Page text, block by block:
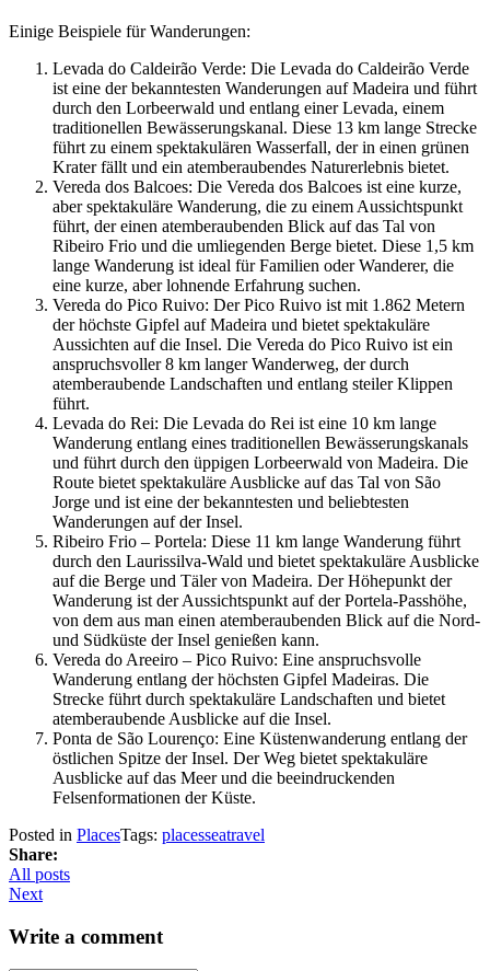
Einige Beispiele für Wanderungen:
Levada do Caldeirão Verde: Die Levada do Caldeirão Verde
ist eine der bekanntesten Wanderungen auf Madeira und führt
durch den Lorbeerwald und entlang einer Levada, einem
traditionellen Bewässerungskanal. Diese 13 km lange Strecke
führt zu einem spektakulären Wasserfall, der in einen grünen
Krater fällt und ein atemberaubendes Naturerlebnis bietet.
Vereda dos Balcoes: Die Vereda dos Balcoes ist eine kurze,
aber spektakuläre Wanderung, die zu einem Aussichtspunkt
führt, der einen atemberaubenden Blick auf das Tal von
Ribeiro Frio und die umliegenden Berge bietet. Diese 1,5 km
lange Wanderung ist ideal für Familien oder Wanderer, die
eine kurze, aber lohnende Erfahrung suchen.
Vereda do Pico Ruivo: Der Pico Ruivo ist mit 1.862 Metern
der höchste Gipfel auf Madeira und bietet spektakuläre
Aussichten auf die Insel. Die Vereda do Pico Ruivo ist ein
anspruchsvoller 8 km langer Wanderweg, der durch
atemberaubende Landschaften und entlang steiler Klippen
führt.
Levada do Rei: Die Levada do Rei ist eine 10 km lange
Wanderung entlang eines traditionellen Bewässerungskanals
und führt durch den üppigen Lorbeerwald von Madeira. Die
Route bietet spektakuläre Ausblicke auf das Tal von São
Jorge und ist eine der bekanntesten und beliebtesten
Wanderungen auf der Insel.
Ribeiro Frio – Portela: Diese 11 km lange Wanderung führt
durch den Laurissilva-Wald und bietet spektakuläre Ausblicke
auf die Berge und Täler von Madeira. Der Höhepunkt der
Wanderung ist der Aussichtspunkt auf der Portela-Passhöhe,
von dem aus man einen atemberaubenden Blick auf die Nord-
und Südküste der Insel genießen kann.
Vereda do Areeiro – Pico Ruivo: Eine anspruchsvolle
Wanderung entlang der höchsten Gipfel Madeiras. Die
Strecke führt durch spektakuläre Landschaften und bietet
atemberaubende Ausblicke auf die Insel.
Ponta de São Lourenço: Eine Küstenwanderung entlang der
östlichen Spitze der Insel. Der Weg bietet spektakuläre
Ausblicke auf das Meer und die beeindruckenden
Felsenformationen der Küste.
Posted in PlacesTags: placesseatravel
Share:
All posts
Next
Write a comment